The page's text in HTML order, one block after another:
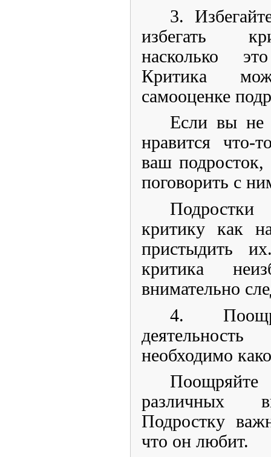
3.
избегать
насколько
Критика
самооценке
Если вы не
нравится что-
ваш подросток,
поговорить с
критику как
пристыдить
критика
внимательно
4.
необходимо
различных
Подростку
что он любит.